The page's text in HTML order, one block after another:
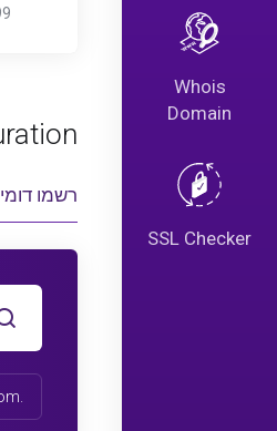
Whois
Domain
SSL Checker
רשמו